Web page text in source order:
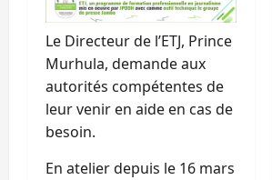
Le Directeur de l’ETJ, Prince
Murhula, demande aux
autorités compétentes de
leur venir en aide en cas de
besoin.
En atelier depuis le 16 mars